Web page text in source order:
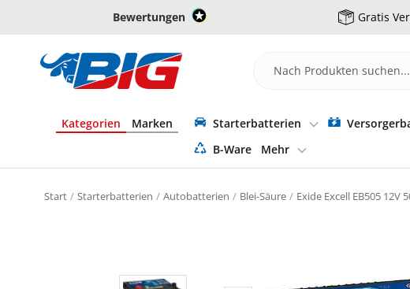
Bewertungen Gratis
Batterie-
Industrie-
Kategorien Marken Starterbatterien
B-Ware
Mehr
Start Starterbatterien Autobatterien Blei-Säure Exide Excell EB505